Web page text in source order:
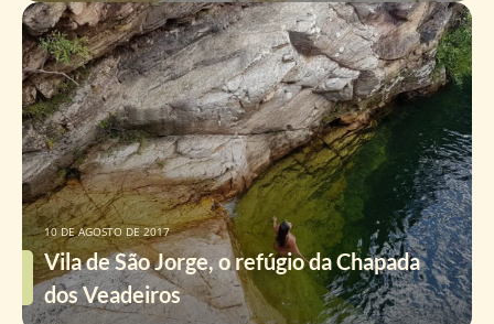
Vila de São Jorge, o refúgio da Chapada
dos Veadeiros
10 DE AGOSTO DE 2017